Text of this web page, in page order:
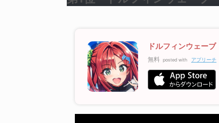
ドルフィンウェーブ
無料 posted with アプリーチ